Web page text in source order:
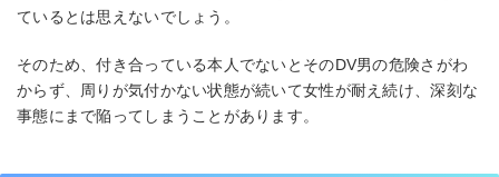
ているとは思えないでしょう。
そのため、付き合っている本人でないとそのDV男の危険さがわ
からず、周りが気付かない状態が続いて女性が耐え続け、深刻な
事態にまで陥ってしまうことがあります。